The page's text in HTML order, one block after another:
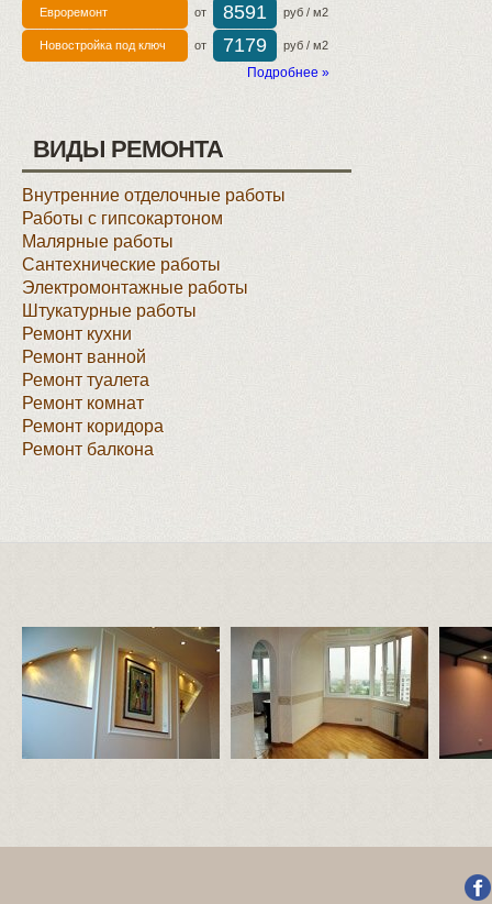
Евроремонт от 8591 руб / м2
Новостройка под ключ от 7179 руб / м2
Подробнее »
ВИДЫ РЕМОНТА
Внутренние отделочные работы
Работы с гипсокартоном
Малярные работы
Сантехнические работы
Электромонтажные работы
Штукатурные работы
Ремонт кухни
Ремонт ванной
Ремонт туалета
Ремонт комнат
Ремонт коридора
Ремонт балкона